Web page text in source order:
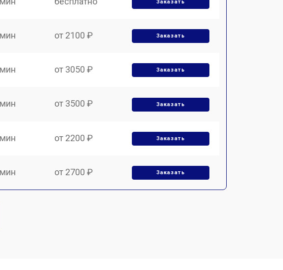
Заказать
от 2100 ₽ Заказать
от 3050 ₽ Заказать
от 3500 ₽ Заказать
от 2200 ₽ Заказать
от 2700 ₽ Заказать